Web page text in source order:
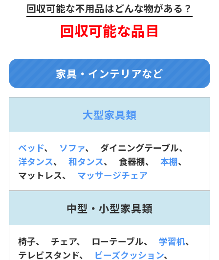
回収可能な不用品はどんな物がある？
回収可能な品目
家具・インテリアなど
大型家具類
ベッド ソファ
ダイニングテーブル
洋タンス
和タンス 食器棚
本棚
マットレス
マッサージチェア
中型・小型家具類
椅子 チェア ローテーブル
学習机
テレビスタンド
ビーズクッション